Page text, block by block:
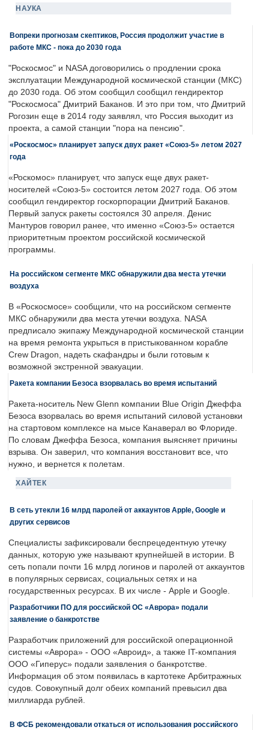
НАУКА
Вопреки прогнозам скептиков, Россия продолжит участие в
работе МКС - пока до 2030 года
"Роскосмос" и NASA договорились о продлении срока
эксплуатации Международной космической станции (МКС)
до 2030 года. Об этом сообщил сообщил гендиректор
"Роскосмоса" Дмитрий Баканов. И это при том, что Дмитрий
Рогозин еще в 2014 году заявлял, что Россия выходит из
проекта, а самой станции "пора на пенсию".
«Роскосмос» планирует запуск двух ракет «Союз-5» летом 2027
года
«Роскомос» планирует, что запуск еще двух ракет-
носителей «Союз-5» состоится летом 2027 года. Об этом
сообщил гендиректор госкорпорации Дмитрий Баканов.
Первый запуск ракеты состоялся 30 апреля. Денис
Мантуров говорил ранее, что именно «Союз-5» остается
приоритетным проектом российской космической
программы.
На российском сегменте МКС обнаружили два места утечки
воздуха
В «Роскосмосе» сообщили, что на российском сегменте
МКС обнаружили два места утечки воздуха. NASA
предписало экипажу Международной космической станции
на время ремонта укрыться в пристыкованном корабле
Crew Dragon, надеть скафандры и были готовым к
возможной экстренной эвакуации.
Ракета компании Безоса взорвалась во время испытаний
Ракета-носитель New Glenn компании Blue Origin Джеффа
Безоса взорвалась во время испытаний силовой установки
на стартовом комплексе на мысе Канаверал во Флориде.
По словам Джеффа Безоса, компания выясняет причины
взрыва. Он заверил, что компания восстановит все, что
нужно, и вернется к полетам.
ХАЙТЕК
В сеть утекли 16 млрд паролей от аккаунтов Apple, Google и
других сервисов
Специалисты зафиксировали беспрецедентную утечку
данных, которую уже называют крупнейшей в истории. В
сеть попали почти 16 млрд логинов и паролей от аккаунтов
в популярных сервисах, социальных сетях и на
государственных ресурсах. В их числе - Apple и Google.
Разработчики ПО для российской ОС «Аврора» подали
заявление о банкротстве
Разработчик приложений для российской операционной
системы «Аврора» - ООО «Авроид», а также IT-компания
ООО «Гиперус» подали заявления о банкротстве.
Информация об этом появилась в картотеке Арбитражных
судов. Совокупный долг обеих компаний превысил два
миллиарда рублей.
В ФСБ рекомендовали откаться от использования российского